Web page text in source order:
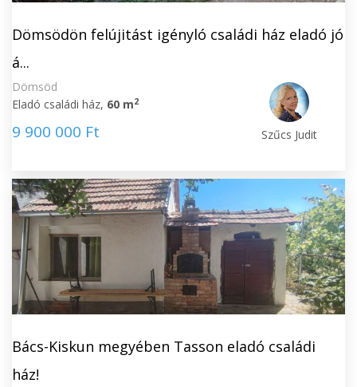
Dömsödön felújitást igényló családi ház eladó jó
á...
Dömsöd
Eladó családi ház, 60 m2
9 900 000 Ft Szűcs Judit
Bács-Kiskun megyében Tasson eladó családi
ház!